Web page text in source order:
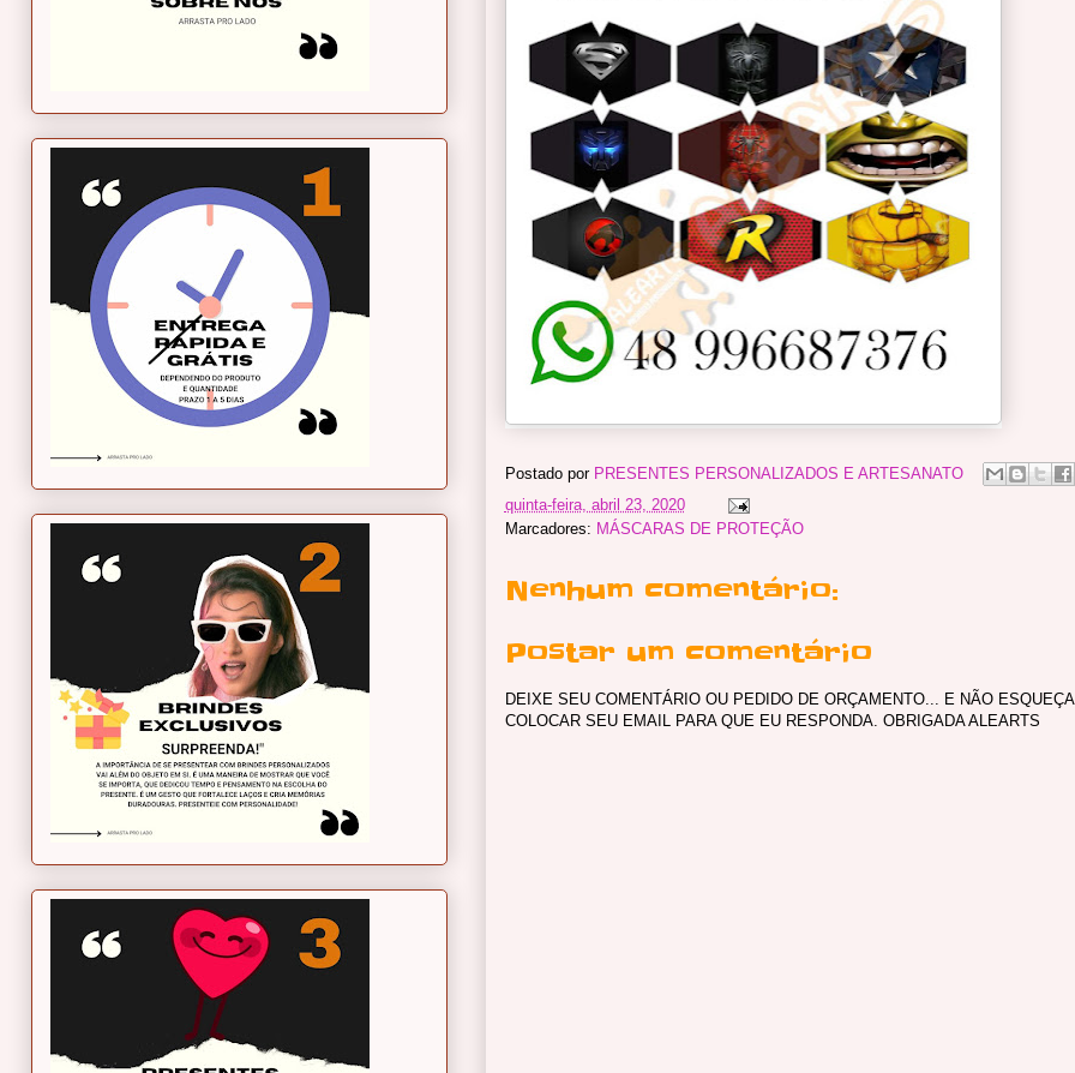
Postado por PRESENTES PERSONALIZADOS E ARTESANATO
quinta-feira, abril 23, 2020
Marcadores: MÁSCARAS DE PROTEÇÃO
Nenhum comentário:
Postar um comentário
DEIXE SEU COMENTÁRIO OU PEDIDO DE ORÇAMENTO... E NÃO
COLOCAR SEU EMAIL PARA QUE EU RESPONDA. OBRIGADA ALEARTS